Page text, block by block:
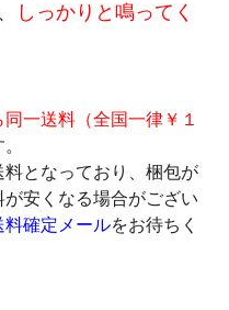
しっかりと鳴ってく
同一送料（全国一律￥１
となっており、梱包が
安くなる場合がござい
料確定メールをお待ちく